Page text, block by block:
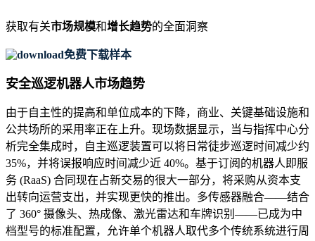
获取有关市场规模和增长趋势的全面洞察
免费下载样本
安全巡逻机器人市场趋势
由于自主性的提高和单位成本的下降，商业、关键基础设施和
公共场所的采用率正在上升。现场数据显示，当与指挥中心分
析完全集成时，自主巡逻装置可以将日常徒步巡逻时间减少约
35%，并将误报响应时间减少近 40%。基于订阅的机器人即服
务 (RaaS) 合同现在占新交易的很大一部分，将采购从资本支
出转向运营支出，并实现更快的推出。多传感器融合——结合
了 360° 摄像头、热成像、激光雷达和车牌识别——已成为中
档型号的标准配置，允许单个机器人取代多个传统系统进行周